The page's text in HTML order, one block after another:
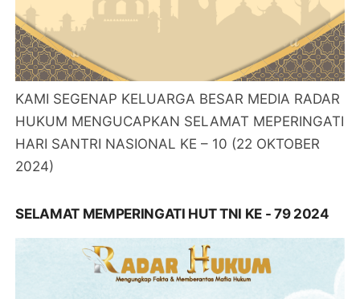
KAMI SEGENAP KELUARGA BESAR MEDIA RADAR
HUKUM MENGUCAPKAN SELAMAT MEPERINGATI
HARI SANTRI NASIONAL KE – 10 (22 OKTOBER
2024)
SELAMAT MEMPERINGATI HUT TNI KE - 79 2024